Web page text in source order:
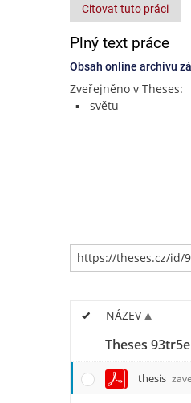
Citovat tuto práci
Plný text práce
Obsah online archivu
Zveřejněno v Theses:
světu
NÁZEV
Theses 93tr5e
thesis